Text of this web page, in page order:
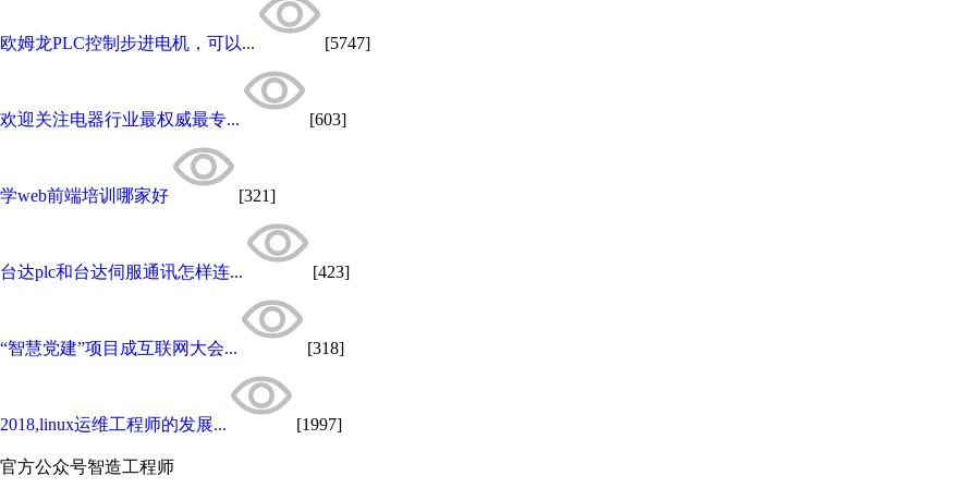
欧姆龙PLC控制步进电机，可以... [5747]
欢迎关注电器行业最权威最专... [603]
学web前端培训哪家好 [321]
台达plc和台达伺服通讯怎样连... [423]
“智慧党建”项目成互联网大会... [318]
2018,linux运维工程师的发展... [1997]
官方公众号智造工程师